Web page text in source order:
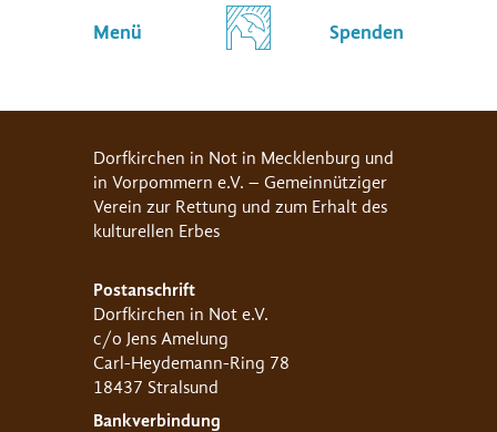
Menü Spenden
Dorfkirchen in Not in Mecklenburg und
in Vorpommern e.V. – Gemeinnütziger
Verein zur Rettung und zum Erhalt des
kulturellen Erbes
Postanschrift
Dorfkirchen in Not e.V.
c/o Jens Amelung
Carl-Heydemann-Ring 78
18437 Stralsund
Bankverbindung